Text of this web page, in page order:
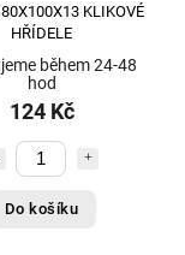
HŘÍDELE
během 24-48
hod
124 Kč
Do košíku